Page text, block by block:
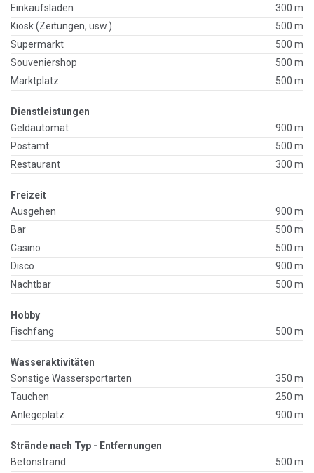
Einkaufsladen
300 m
Kiosk (Zeitungen, usw.)
500 m
Supermarkt
500 m
Souveniershop
500 m
Marktplatz
500 m
Dienstleistungen
Geldautomat
900 m
Postamt
500 m
Restaurant
300 m
Freizeit
Ausgehen
900 m
Bar
500 m
Casino
500 m
Disco
900 m
Nachtbar
500 m
Hobby
Fischfang
500 m
Wasseraktivitäten
Sonstige Wassersportarten
350 m
Tauchen
250 m
Anlegeplatz
900 m
Strände nach Typ - Entfernungen
Betonstrand
500 m